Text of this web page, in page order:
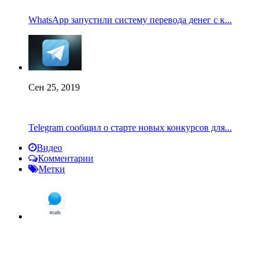
WhatsApp запустили систему перевода денег с к...
Сен 25, 2019
Telegram сообщил о старте новых конкурсов для...
Видео
Комментарии
Метки